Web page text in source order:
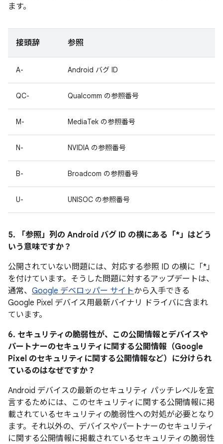
ます。
接頭辞 参照
A- Android バグ ID
QC- Qualcomm の参照番号
M- MediaTek の参照番号
N- NVIDIA の参照番号
B- Broadcom の参照番号
U- UNISOC の参照番号
5. 「参照」 列の Android バグ ID の横にある「*」はどう
いう意味ですか？
公開されていない問題には、対応する参照 ID の横に「*」
を付けています。そうした問題に対するアップデートは、
通常、 Google デベロッパー サイトから入手できる
Google Pixel デバイス用最新バイナリ ドライバに含まれ
ています。
6. セキュリティの脆弱性が、この公開情報とデバイスや
パートナーのセキュリティに関する公開情報（Google
Pixel のセキュリティに関する公開情報など）に分けられ
ているのはなぜですか？
Android デバイスの最新のセキュリティ パッチレベルを宣
言するためには、このセキュリティに関する公開情報に掲
載されているセキュリティの脆弱性への対処が必要となり
ます。それ以外の、デバイスやパートナーのセキュリティ
に関する公開情報に掲載されているセキュリティの脆弱性